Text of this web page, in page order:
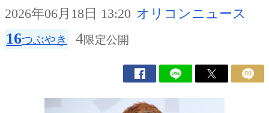
2026年06月18日 13:20 オリコンニュース
16つぶやき 4限定公開